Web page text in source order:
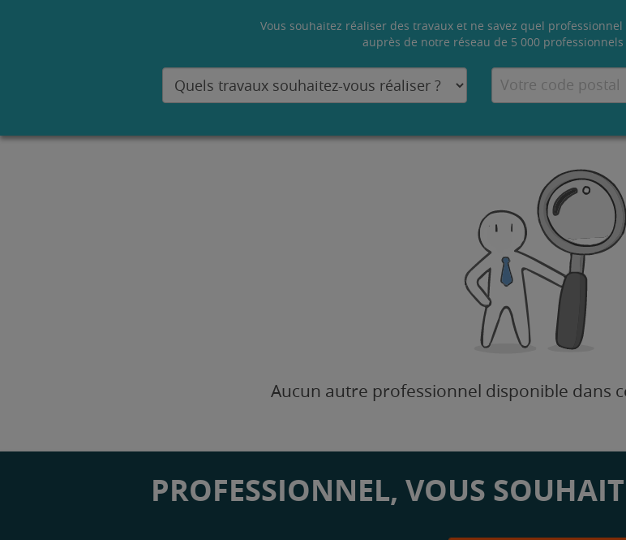
Vous souhaitez réaliser des travaux et ne savez quel
auprès de notre réseau de 5 000
Aucun autre professionnel disponible dans
PROFESSIONNEL, VOUS